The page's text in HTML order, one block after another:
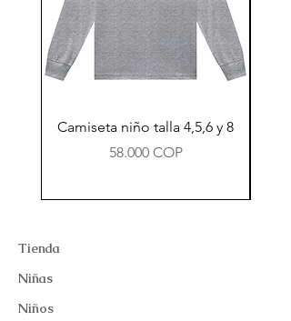
Camiseta niño talla 4,5,6 y 8
Precio
58.000 COP
Tienda
Niñas
Niños